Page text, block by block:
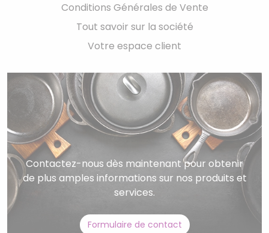
Conditions Générales de Vente
Tout savoir sur la société
Votre espace client
Contactez-nous dès maintenant pour obtenir
de plus amples informations sur nos produits et
services.
Formulaire de contact